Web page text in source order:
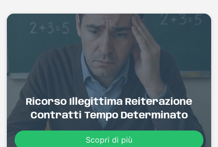
Ricorso Illegittima Reiterazione
Contratti Tempo Determinato
Scopri di più